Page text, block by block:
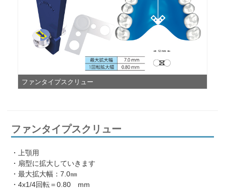
ファンタイプスクリュー
・上顎用
・扇型に拡大していきます
・最大拡大幅：7.0㎜
・4x1/4回転＝0.80 mm